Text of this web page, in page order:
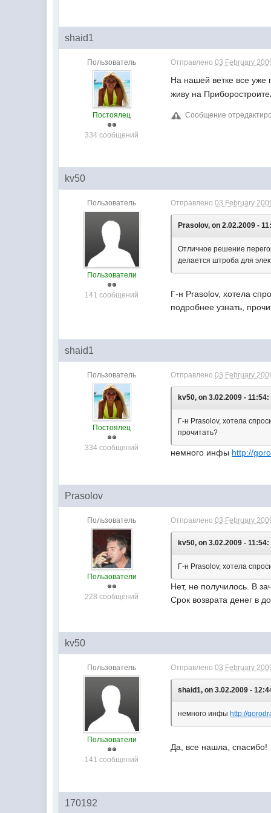
shaid1
Пользователь
Постоялец
334 сообщений
Отправлено03 February
На нашей ветке все уже
живу на
Сообщение
kv50
Пользователь
Пользователи
141 сообщений
Отправлено03 February
Prasolov, on 2.02.2009 -
Отличное решение
делается штроба для
Г-н Prasolov, хотела
подробнее узнать,
shaid1
Пользователь
Постоялец
334 сообщений
Отправлено03 February
kv50, on 3.02.2009 - 11:54:
Г-н Prasolov, хотела
прочитать?
немного инфы http://
Prasolov
Пользователь
Пользователи
228 сообщений
Отправлено03 February
kv50, on 3.02.2009 - 11:54:
Г-н Prasolov, хотела
Нет, не получилось. В
Срок возврата денег в
kv50
Пользователь
Пользователи
141 сообщений
Отправлено03 February
shaid1, on 3.02.2009 -
немного инфы http://
Да, все нашла, спасибо!
170192